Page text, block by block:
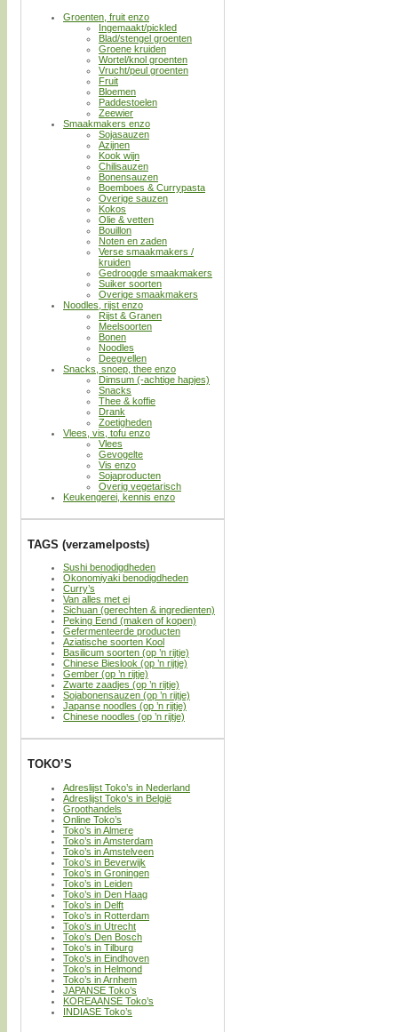
Groenten, fruit enzo
Ingemaakt/pickled
Blad/stengel groenten
Groene kruiden
Wortel/knol groenten
Vrucht/peul groenten
Fruit
Bloemen
Paddestoelen
Zeewier
Smaakmakers enzo
Sojasauzen
Azijnen
Kook wijn
Chilisauzen
Bonensauzen
Boemboes & Currypasta
Overige sauzen
Kokos
Olie & vetten
Bouillon
Noten en zaden
Verse smaakmakers /
kruiden
Gedroogde smaakmakers
Suiker soorten
Overige smaakmakers
Noodles, rijst enzo
Rijst & Granen
Meelsoorten
Bonen
Noodles
Deegvellen
Snacks, snoep, thee enzo
Dimsum (-achtige hapjes)
Snacks
Thee & koffie
Drank
Zoetigheden
Vlees, vis, tofu enzo
Vlees
Gevogelte
Vis enzo
Sojaproducten
Overig vegetarisch
Keukengerei, kennis enzo
TAGS (verzamelposts)
Sushi benodigdheden
Okonomiyaki benodigdheden
Curry’s
Van alles met ei
Sichuan (gerechten & ingredienten)
Peking Eend (maken of kopen)
Gefermenteerde producten
Aziatische soorten Kool
Basilicum soorten (op ’n rijtje)
Chinese Bieslook (op ’n rijtje)
Gember (op ’n rijtje)
Zwarte zaadjes (op ’n rijtje)
Sojabonensauzen (op ’n rijtje)
Japanse noodles (op ’n rijtje)
Chinese noodles (op ’n rijtje)
TOKO’S
Adreslijst Toko’s in Nederland
Adreslijst Toko’s in België
Groothandels
Online Toko’s
Toko’s in Almere
Toko’s in Amsterdam
Toko’s in Amstelveen
Toko’s in Beverwijk
Toko’s in Groningen
Toko’s in Leiden
Toko’s in Den Haag
Toko’s in Delft
Toko’s in Rotterdam
Toko’s in Utrecht
Toko’s Den Bosch
Toko’s in Tilburg
Toko’s in Eindhoven
Toko’s in Helmond
Toko’s in Arnhem
JAPANSE Toko’s
KOREAANSE Toko’s
INDIASE Toko’s